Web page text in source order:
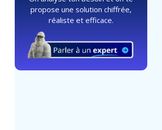
propose une solution chiffrée,
réaliste et efficace.